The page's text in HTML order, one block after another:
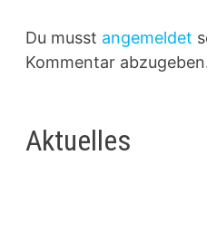
Du musst angemeldet
Kommentar
Aktuelles